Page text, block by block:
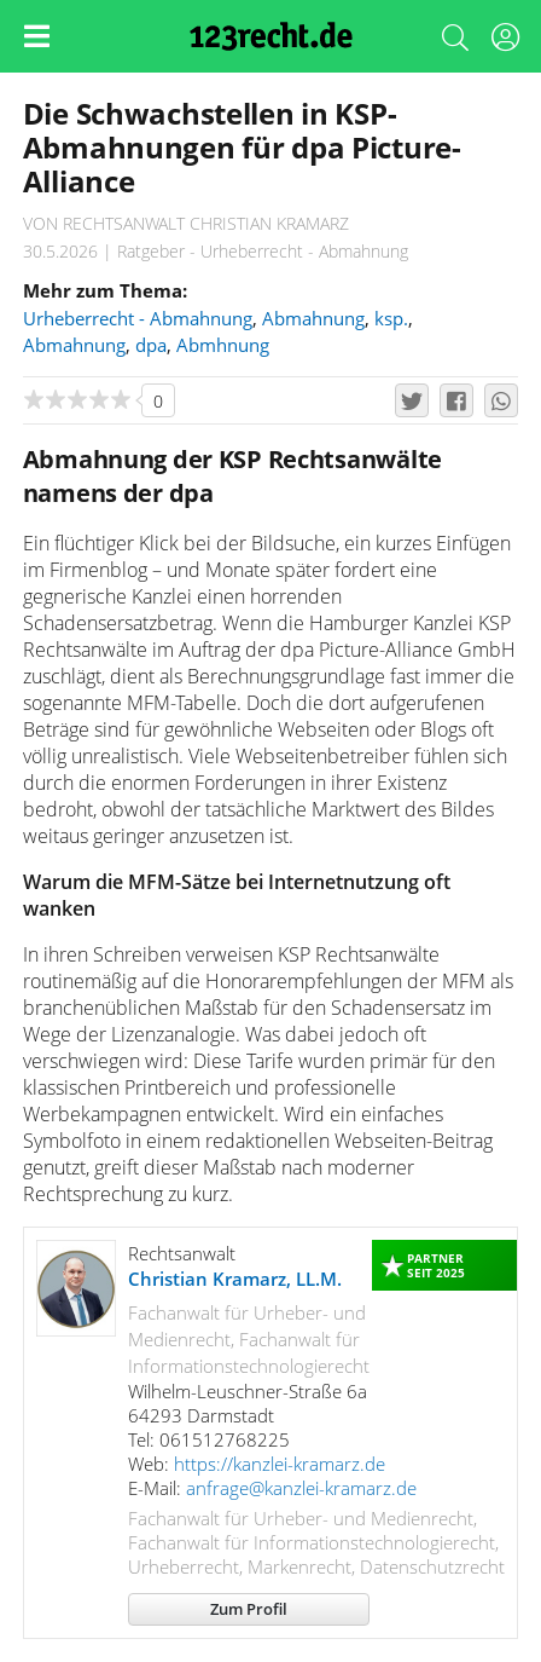
Die Schwachstellen in KSP-
Abmahnungen für dpa Picture-
Alliance
VON RECHTSANWALT CHRISTIAN KRAMARZ
30.5.2026 | Ratgeber - Urheberrecht - Abmahnung
Mehr zum Thema:
Urheberrecht - Abmahnung, Abmahnung, ksp.,
Abmahnung, dpa, Abmhnung
0
Abmahnung der KSP Rechtsanwälte
namens der dpa
Ein flüchtiger Klick bei der Bildsuche, ein kurzes Einfügen
im Firmenblog – und Monate später fordert eine
gegnerische Kanzlei einen horrenden
Schadensersatzbetrag. Wenn die Hamburger Kanzlei KSP
Rechtsanwälte im Auftrag der dpa Picture-Alliance GmbH
zuschlägt, dient als Berechnungsgrundlage fast immer die
sogenannte MFM-Tabelle. Doch die dort aufgerufenen
Beträge sind für gewöhnliche Webseiten oder Blogs oft
völlig unrealistisch. Viele Webseitenbetreiber fühlen sich
durch die enormen Forderungen in ihrer Existenz
bedroht, obwohl der tatsächliche Marktwert des Bildes
weitaus geringer anzusetzen ist.
Warum die MFM-Sätze bei Internetnutzung oft
wanken
In ihren Schreiben verweisen KSP Rechtsanwälte
routinemäßig auf die Honorarempfehlungen der MFM als
branchenüblichen Maßstab für den Schadensersatz im
Wege der Lizenzanalogie. Was dabei jedoch oft
verschwiegen wird: Diese Tarife wurden primär für den
klassischen Printbereich und professionelle
Werbekampagnen entwickelt. Wird ein einfaches
Symbolfoto in einem redaktionellen Webseiten-Beitrag
genutzt, greift dieser Maßstab nach moderner
Rechtsprechung zu kurz.
PARTNER
SEIT 2025
Rechtsanwalt
Christian Kramarz, LL.M.
Fachanwalt für Urheber- und
Medienrecht, Fachanwalt für
Informationstechnologierecht
Wilhelm-Leuschner-Straße 6a
64293 Darmstadt
Tel: 061512768225
Web: https://kanzlei-kramarz.de
E-Mail:anfrage@kanzlei-kramarz.de
Fachanwalt für Urheber- und Medienrecht,
Fachanwalt für Informationstechnologierecht,
Urheberrecht, Markenrecht, Datenschutzrecht
Zum Profil